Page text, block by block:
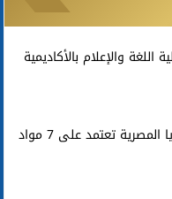
اللغة والإعلام بالأكاديمية
التعليم: البكالوريا المصرية تعتمد على 7 مواد